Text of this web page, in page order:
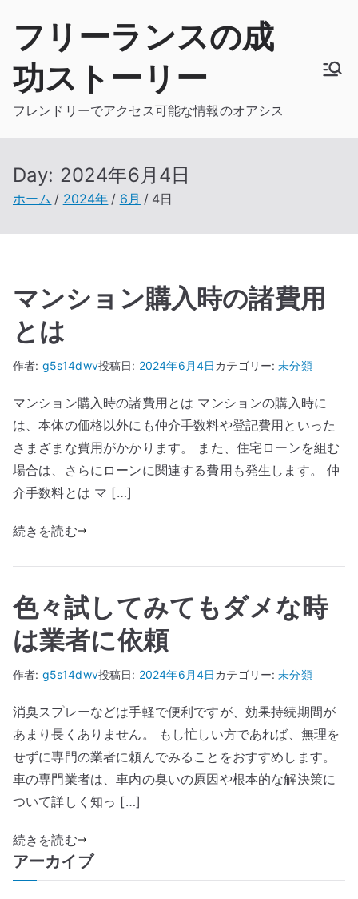
フリーランスの成
功ストーリー
フレンドリーでアクセス可能な情報のオアシス
Day: 2024年6月4日
ホーム 2024年 6月 4日
マンション購入時の諸費用
とは
作者: g5s14dwv投稿日: 2024年6月4日カテゴリー:未分類
マンション購入時の諸費用とは マンションの購入時に
は、本体の価格以外にも仲介手数料や登記費用といった
さまざまな費用がかかります。 また、住宅ローンを組む
場合は、さらにローンに関連する費用も発生します。 仲
介手数料とは マ […]
続きを読む
色々試してみてもダメな時
は業者に依頼
作者: g5s14dwv投稿日: 2024年6月4日カテゴリー:未分類
消臭スプレーなどは手軽で便利ですが、効果持続期間が
あまり長くありません。 もし忙しい方であれば、無理を
せずに専門の業者に頼んでみることをおすすめします。
車の専門業者は、車内の臭いの原因や根本的な解決策に
ついて詳しく知っ […]
続きを読む
アーカイブ